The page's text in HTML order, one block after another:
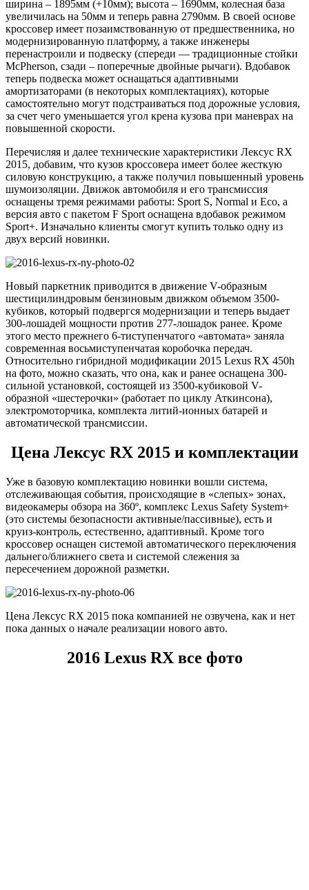
ширина – 1895мм (+10мм); высота – 1690мм, колесная база
увеличилась на 50мм и теперь равна 2790мм. В своей основе
кроссовер имеет позаимствованную от предшественника, но
модернизированную платформу, а также инженеры
перенастроили и подвеску (спереди — традиционные стойки
McPherson, сзади – поперечные двойные рычаги). Вдобавок
теперь подвеска может оснащаться адаптивными
амортизаторами (в некоторых комплектациях), которые
самостоятельно могут подстраиваться под дорожные условия,
за счет чего уменьшается угол крена кузова при маневрах на
повышенной скорости.
Перечисляя и далее технические характеристики Лексус RX
2015, добавим, что кузов кроссовера имеет более жесткую
силовую конструкцию, а также получил повышенный уровень
шумоизоляции. Движок автомобиля и его трансмиссия
оснащены тремя режимами работы: Sport S, Normal и Eco, а
версия авто с пакетом F Sport оснащена вдобавок режимом
Sport+. Изначально клиенты смогут купить только одну из
двух версий новинки.
Новый паркетник приводится в движение V-образным
шестицилиндровым бензиновым движком объемом 3500-
кубиков, который подвергся модернизации и теперь выдает
300-лошадей мощности против 277-лошадок ранее. Кроме
этого место прежнего 6-тиступенчатого «автомата» заняла
современная восьмиступенчатая коробочка передач.
Относительно гибридной модификации 2015 Lexus RX 450h
на фото, можно сказать, что она, как и ранее оснащена 300-
сильной установкой, состоящей из 3500-кубиковой V-
образной «шестерочки» (работает по циклу Аткинсона),
электромоторчика, комплекта литий-ионных батарей и
автоматической трансмиссии.
Цена Лексус RX 2015 и комплектации
Уже в базовую комплектацию новинки вошли система,
отслеживающая события, происходящие в «слепых» зонах,
видеокамеры обзора на 360º, комплекс Lexus Safety System+
(это системы безопасности активные/пассивные), есть и
круиз-контроль, естественно, адаптивный. Кроме того
кроссовер оснащен системой автоматического переключения
дальнего/ближнего света и системой слежения за
пересечением дорожной разметки.
Цена Лексус RX 2015 пока компанией не озвучена, как и нет
пока данных о начале реализации нового авто.
2016 Lexus RX все фото